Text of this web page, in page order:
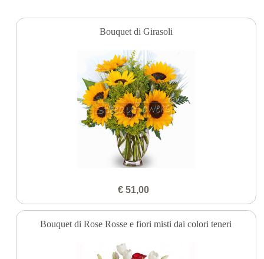
Bouquet di Girasoli
€ 51,00
Bouquet di Rose Rosse e fiori misti dai colori teneri